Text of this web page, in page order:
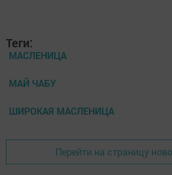
Теги:
МАСЛЕНИЦА
МАЙ ЧАБУ
ШИРОКАЯ МАСЛЕНИЦА
Перейти на страницу